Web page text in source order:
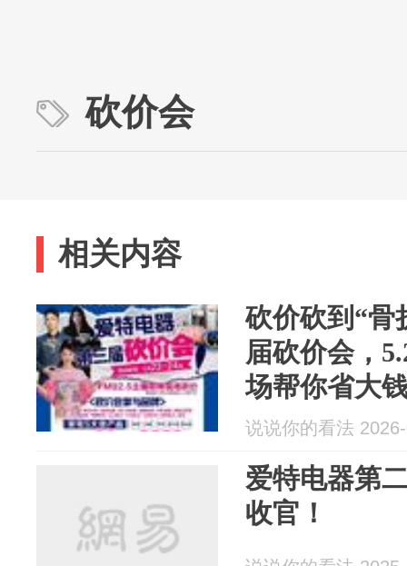
砍价会
相关内容
砍价砍到“骨
届砍价会，
场帮你省大
说说你的看法
爱特电器第
收官！